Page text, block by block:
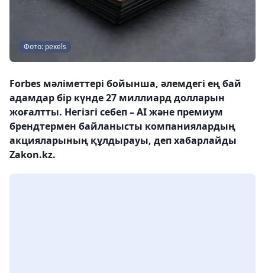
Фото: pexels
Forbes мәліметтері бойынша, әлемдегі ең бай
адамдар бір күнде 27 миллиард долларын
жоғалтты. Негізгі себеп – AI және премиум
брендтермен байланысты компаниялардың
акцияларының құлдырауы, деп хабарлайды
Zakon.kz.